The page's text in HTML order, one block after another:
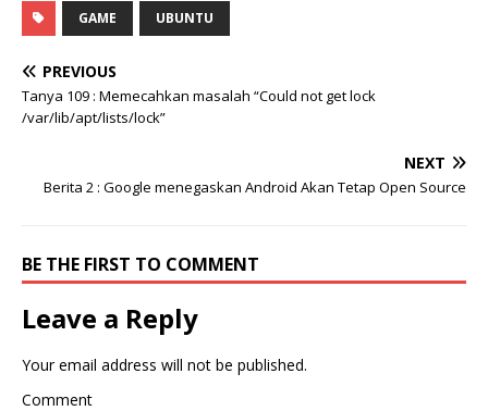
GAME UBUNTU
PREVIOUS
Tanya 109 : Memecahkan masalah “Could not get lock
/var/lib/apt/lists/lock”
NEXT
Berita 2 : Google menegaskan Android Akan Tetap Open Source
BE THE FIRST TO COMMENT
Leave a Reply
Your email address will not be published.
Comment